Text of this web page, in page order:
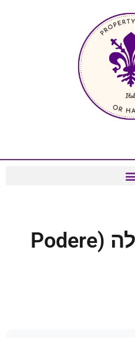
פודרה לה ואלה (Podere